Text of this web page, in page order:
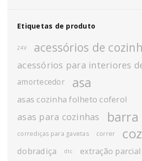
Etiquetas de produto
24V acessórios de
acessórios para interiores
amortecedor asa
asas cozinha folheto coferol
asas para cozinhas barra
corrediças para gavetas correr
dobradiça dtc extração parcial